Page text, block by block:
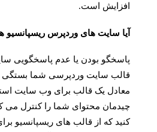
افزایش است.
آیا سایت های وردپرس ریسپانسیو
پاسخگو بودن یا عدم پاسخگویی
قالب سایت وردپرسی شما بستگی
معادل یک قالب برای وب سایت
چیدمان محتوای شما را کنترل می
کنید که از قالب های ریسپانسیو